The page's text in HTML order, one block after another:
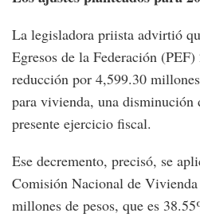
La legisladora priista advirtió
Egresos de la Federación
reducción por 4,599.30
para vivienda, una disminución
presente ejercicio fiscal.
Ese decremento, precisó, se
Comisión Nacional de
millones de pesos, que es